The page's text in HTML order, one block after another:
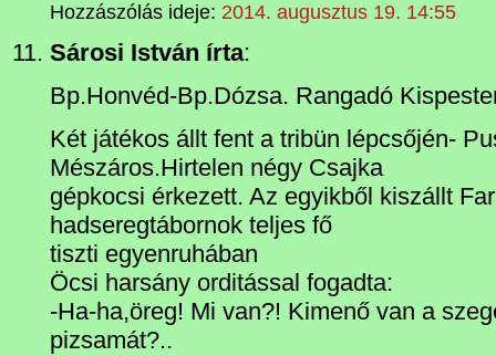
Hozzászólás ideje: 2014. augusztus 19. 14:55
Sárosi István írta:
Bp.Honvéd-Bp.Dózsa. Rangadó
Két játékos állt fent a tribün lépcsőjén-
Mészáros.Hirtelen négy Csajka
gépkocsi érkezett. Az egyikből kiszállt
hadseregtábornok teljes fő
tiszti egyenruhában
Öcsi harsány orditással fogadta:
-Ha-ha,öreg! Mi van?! Kimenő van a
pizsamát?..